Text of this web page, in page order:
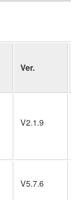
Ver.
V2.1.9
V5.7.6